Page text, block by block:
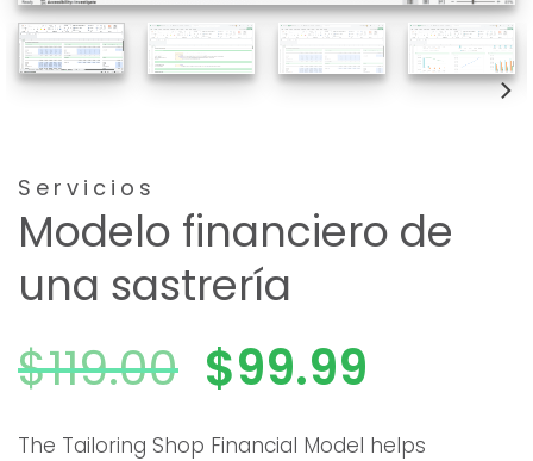
Servicios
Modelo financiero de
una sastrería
$119.00 El
precio
$99.99
precio
The Tailoring Shop Financial Model helps